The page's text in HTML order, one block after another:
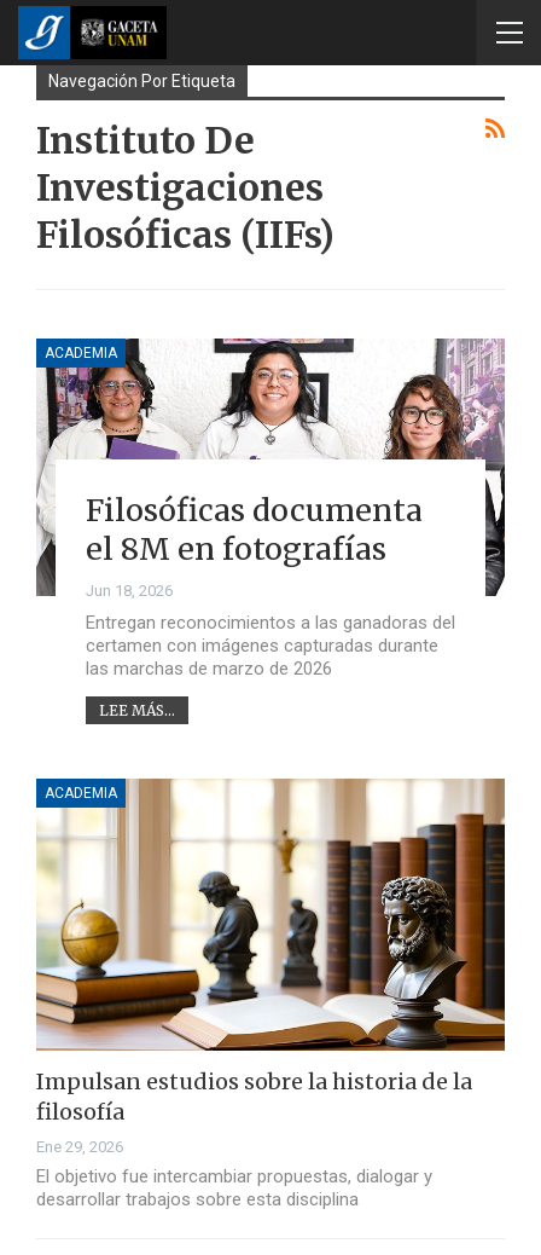
Navegación Por Etiqueta
Instituto De
Investigaciones
Filosóficas (IIFs)
ACADEMIA
Filosóficas documenta
el 8M en fotografías
Jun 18, 2026
Entregan reconocimientos a las ganadoras del
certamen con imágenes capturadas durante
las marchas de marzo de 2026
LEE MÁS...
ACADEMIA
Impulsan estudios sobre la historia de la
filosofía
Ene 29, 2026
El objetivo fue intercambiar propuestas, dialogar y
desarrollar trabajos sobre esta disciplina